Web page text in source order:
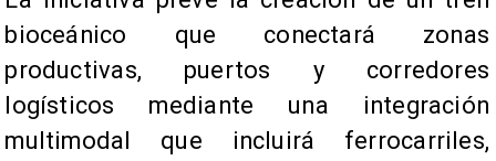
bioceánico que conectará zonas
productivas, puertos y corredores
logísticos mediante una integración
multimodal que incluirá ferrocarriles,